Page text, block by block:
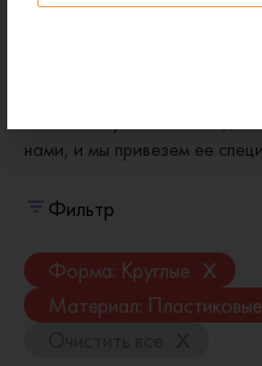
RAY-BAN
В нашем ассортименте
оправы для очков -
не нашли нужной вам
нами, и мы привезем ее
Фильтр
Форма: Круглые x
Материал: